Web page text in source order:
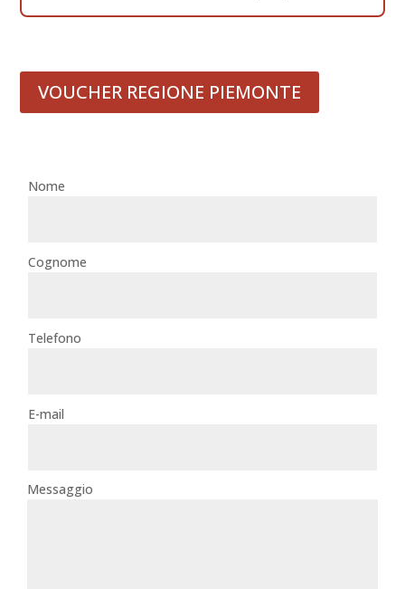
VOUCHER REGIONE PIEMONTE
Nome
Cognome
Telefono
E-mail
Messaggio